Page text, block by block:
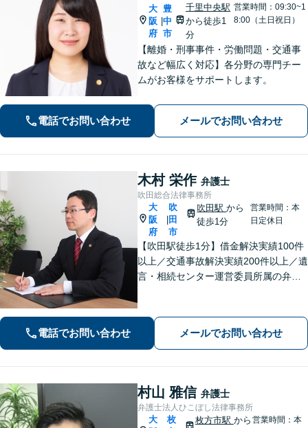
大
阪
府
豊
中
市
千里中央駅
から徒歩1
分
営業時間：09:30~1
8:00（土日祝日）
【離婚・刑事事件・労働問題・交通事
故など幅広く対応】各分野の専門チー
ムがお客様をサポートします。
電話でお問い合わせ メールでお問い合わせ
木村 栄作 弁護士
吹田総合法律事務所
大
阪
府
吹
田
市
吹田駅から
徒歩1分
営業時間：本
日定休日
【吹田駅徒歩1分】借金解決実績100件
以上／交通事故解決実績200件以上／遺
言・相続センター運営委員所属の弁護
ください。きめ細やかで丁寧な対応が
モットーです。
電話でお問い合わせ メールでお問い合わせ
村山 雅信 弁護士
弁護士法人ひこぼし法律事務所
大
枚
枚方市駅 から 営業時間：本